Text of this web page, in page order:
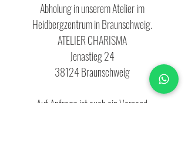
Abholung in unserem Atelier im
Heidbergzentrum in Braunschweig.
ATELIER CHARISMA
Jenastieg 24
38124 Braunschweig
Auf Anfrage ist auch ein Versand